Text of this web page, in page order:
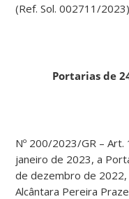
(Ref. Sol. 002711/2023)
Portarias de
Nº 200/2023/GR –
janeiro de 2023, a
de dezembro de
Alcântara Pereira